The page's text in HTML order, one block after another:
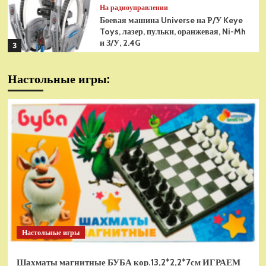
3
На радиоуправлении
Боевая машина Universe на Р/У Keye
Toys, лазер, пульки, оранжевая, Ni-Mh
и З/У, 2.4G
Радиоуправляемая модель
(HN1586)
На радиоуправлении
Р/У танк Taigen 1/16
Panzerkampfwagen III (Германия) HC
(для ИК танкового боя) V3 2.4G RTR,
TG3848-1HC-IR3.0
1
На радиоуправлении
Радиоуправляемый танк Torro
Sturmtiger Panzer 1к16
(TR1111700300)
Настольные игры:
Настольные игры
Шахматы магнитные БУБА кор.13,2*2,2*7см ИГРАЕМ